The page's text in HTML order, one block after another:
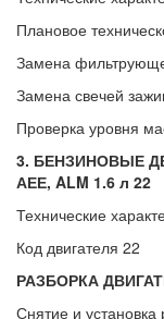
Плановое
Замена
Замена свечей
Проверка уровня
3. БЕНЗИНОВЫЕ
АЕЕ, ALM 1.6 л 22
Технические
Код двигателя 22
РАЗБОРКА
Снятие и